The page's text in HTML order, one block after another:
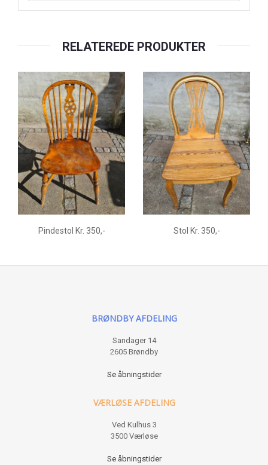
RELATEREDE PRODUKTER
Pindestol Kr. 350,- Stol Kr. 350,-
BRØNDBY AFDELING
Sandager 14
2605 Brøndby
Se åbningstider
VÆRLØSE AFDELING
Ved Kulhus 3
3500 Værløse
Se åbningstider